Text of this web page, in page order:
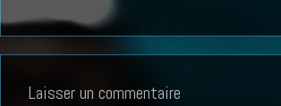
Laisser un commentaire